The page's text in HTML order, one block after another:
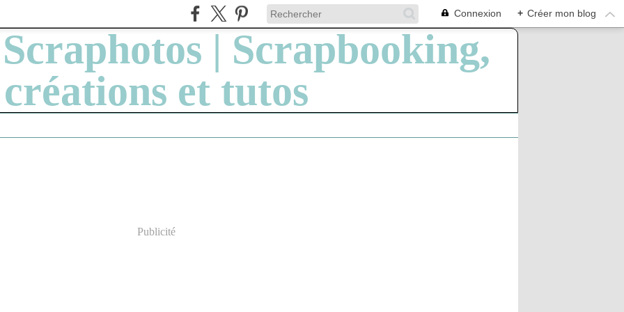
Connexion + Créer mon blog
Publicité